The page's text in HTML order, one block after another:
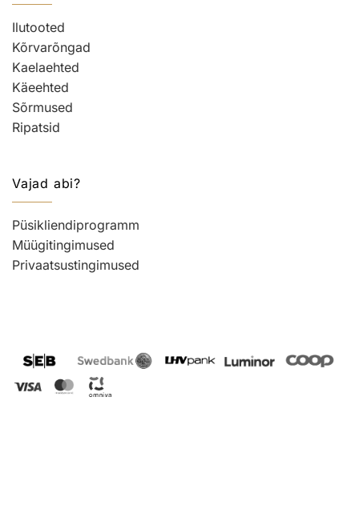
Ilutooted
Kõrvarõngad
Kaelaehted
Käeehted
Sõrmused
Ripatsid
Vajad abi?
Püsikliendiprogramm
Müügitingimused
Privaatsustingimused